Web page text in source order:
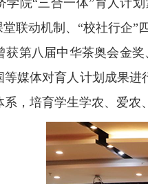
学院“三合一体”育人计
堂联动机制、“校社行企
第八届中华茶奥会金
媒体对育人计划成果
，培育学生学农、爱